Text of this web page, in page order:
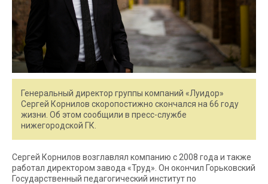
Генеральный директор группы компаний «Луидор»
Сергей Корнилов скоропостижно скончался на 66 году
жизни. Об этом сообщили в пресс-службе
нижегородской ГК.
Сергей Корнилов возглавлял компанию с 2008 года и также
работал директором завода «Труд». Он окончил Горьковский
Государственный педагогический институт по